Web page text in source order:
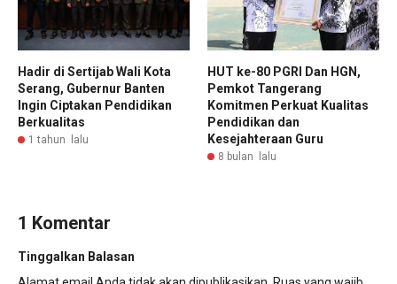
Hadir di Sertijab Wali Kota
Serang, Gubernur Banten
Ingin Ciptakan Pendidikan
Berkualitas
1 tahun lalu
HUT ke-80 PGRI Dan HGN,
Pemkot Tangerang
Komitmen Perkuat Kualitas
Pendidikan dan
Kesejahteraan Guru
8 bulan lalu
1 Komentar
Tinggalkan Balasan